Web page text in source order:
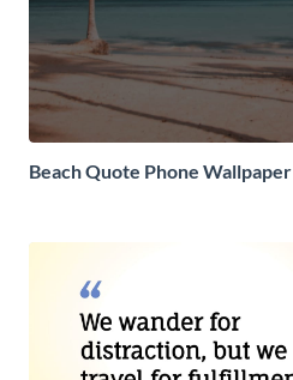
Beach Quote Phone Wallpaper